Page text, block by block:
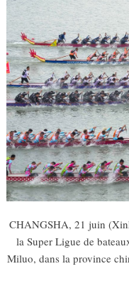
CHANGSHA, 21 juin
la Super Ligue de
Miluo, dans la province